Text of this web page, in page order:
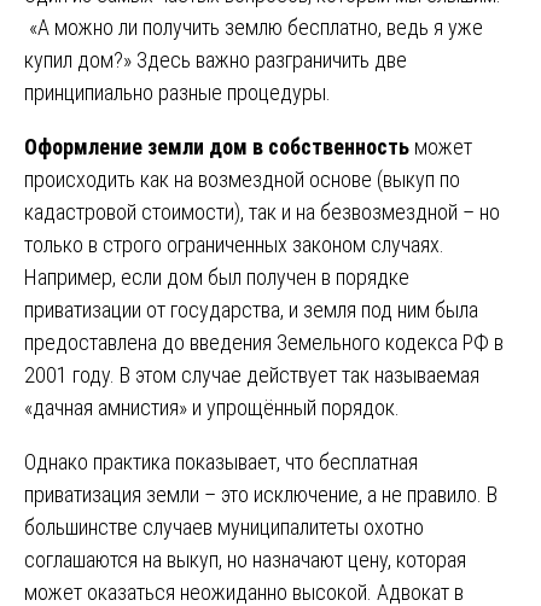
«А можно ли получить землю бесплатно, ведь я уже
купил дом?» Здесь важно разграничить две
принципиально разные процедуры.
Оформление земли дом в собственность может
происходить как на возмездной основе (выкуп по
кадастровой стоимости), так и на безвозмездной – но
только в строго ограниченных законом случаях.
Например, если дом был получен в порядке
приватизации от государства, и земля под ним была
предоставлена до введения Земельного кодекса РФ в
2001 году. В этом случае действует так называемая
«дачная амнистия» и упрощённый порядок.
Однако практика показывает, что бесплатная
приватизация земли – это исключение, а не правило. В
большинстве случаев муниципалитеты охотно
соглашаются на выкуп, но назначают цену, которая
может оказаться неожиданно высокой. Адвокат в